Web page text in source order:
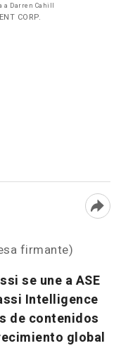
a Darren Cahill
CORP.
firmante)
se une a ASE
Intelligence
de contenidos
global